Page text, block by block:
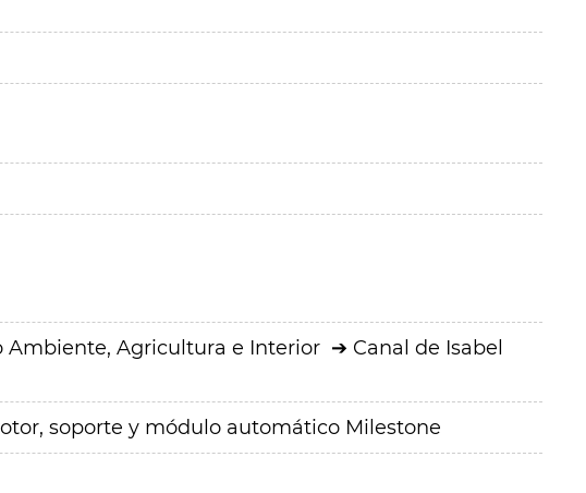
Ambiente, Agricultura e Interior
Canal de Isabel
soporte y módulo automático Milestone